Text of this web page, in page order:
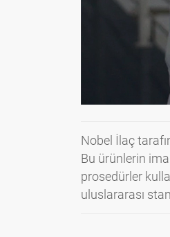
Nobel İlaç
Bu ürünlerin
prosedürler
uluslararası